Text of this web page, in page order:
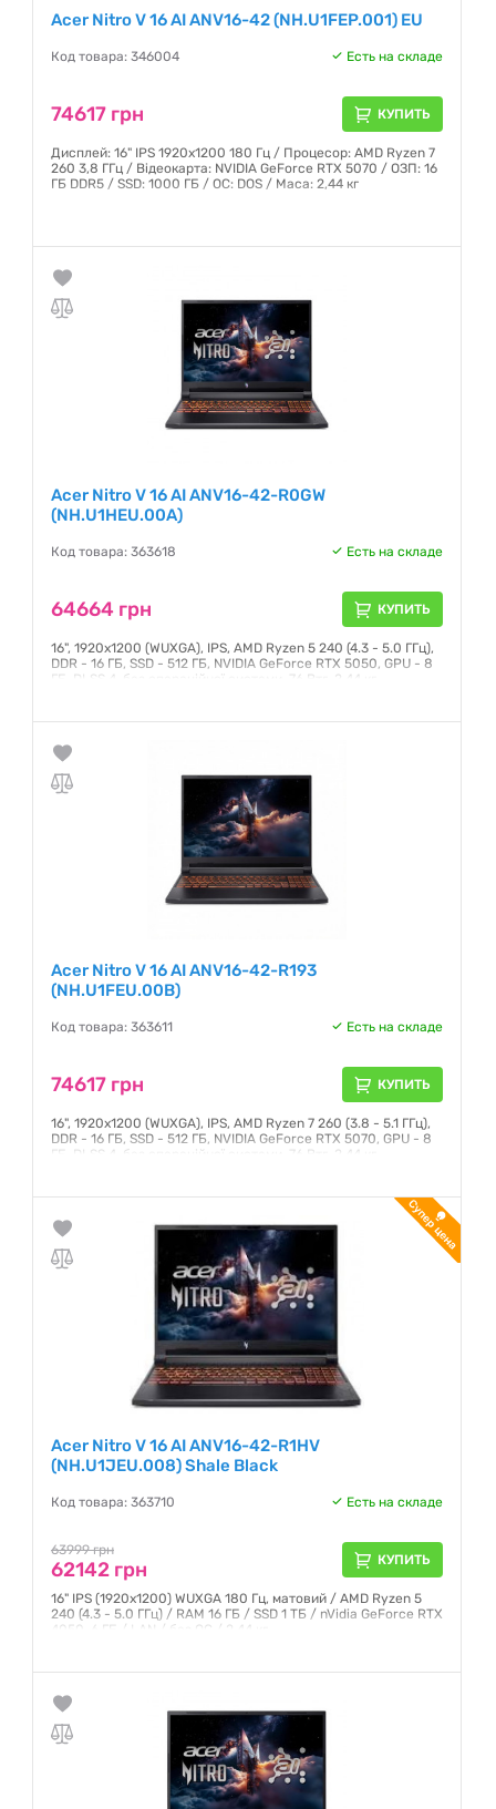
Acer Nitro V 16 AI ANV16-42 (NH.U1FEP.001) EU
Код товара: 346004 Есть на складе
74617 грн КУПИТЬ
Дисплей: 16" IPS 1920x1200 180 Гц / Процесор: AMD Ryzen 7
260 3,8 ГГц / Відеокарта: NVIDIA GeForce RTX 5070 / ОЗП: 16
ГБ DDR5 / SSD: 1000 ГБ / ОС: DOS / Маса: 2,44 кг
Acer Nitro V 16 AI ANV16-42-R0GW
(NH.U1HEU.00A)
Код товара: 363618 Есть на складе
64664 грн КУПИТЬ
16", 1920x1200 (WUXGA), IPS, AMD Ryzen 5 240 (4.3 - 5.0 ГГц),
DDR - 16 ГБ, SSD - 512 ГБ, NVIDIA GeForce RTX 5050, GPU - 8
ГБ, DLSS 4, без операційної системи, 76 Втг, 2.44 кг
Acer Nitro V 16 AI ANV16-42-R193
(NH.U1FEU.00B)
Код товара: 363611 Есть на складе
74617 грн КУПИТЬ
16", 1920x1200 (WUXGA), IPS, AMD Ryzen 7 260 (3.8 - 5.1 ГГц),
DDR - 16 ГБ, SSD - 512 ГБ, NVIDIA GeForce RTX 5070, GPU - 8
ГБ, DLSS 4, без операційної системи, 76 Втг, 2.44 кг
Acer Nitro V 16 AI ANV16-42-R1HV
(NH.U1JEU.008) Shale Black
Код товара: 363710 Есть на складе
63999 грн
62142 грн КУПИТЬ
16" IPS (1920x1200) WUXGA 180 Гц, матовий / AMD Ryzen 5
240 (4.3 - 5.0 ГГц) / RAM 16 ГБ / SSD 1 ТБ / nVidia GeForce RTX
4050, 6 ГБ / LAN / без ОС / 2.44 кг